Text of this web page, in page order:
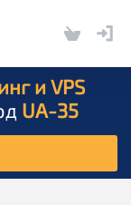
и VPS
UA-35